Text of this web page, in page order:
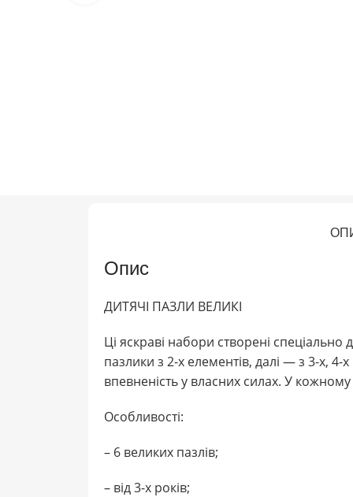
Опис
ДИТЯЧІ ПАЗЛИ ВЕЛИКІ
Ці яскраві набори створені
пазлики з 2-х елементів, далі — з 3-х, 4-
впевненість у власних силах. У
Особливості:
– 6 великих пазлів;
– від 3-х років;